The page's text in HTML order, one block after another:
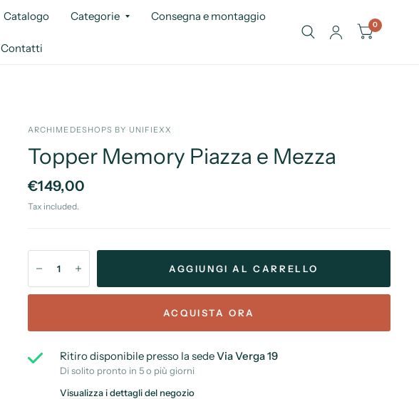
Catalogo Categorie Consegna e montaggio
Contatti
0
ARCHIMEDESHOPS BY UNIFIEXX
Topper Memory Piazza e Mezza
€149,00
Tax included.
AGGIUNGI AL CARRELLO
ACQUISTA ORA
Ritiro disponibile presso la sedeVia Verga 19
Di solito pronto in 5 o più giorni
Visualizza i dettagli del negozio